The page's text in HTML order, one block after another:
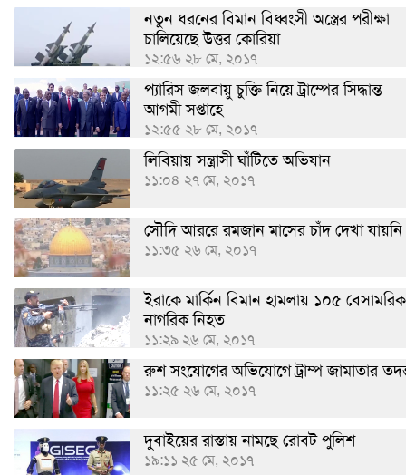
নতুন ধরনের বিমান বিধ্বংসী অস্ত্রের পরীক্ষা
চালিয়েছে উত্তর কোরিয়া
১২:৫৬ ২৮ মে, ২০১৭
প্যারিস জলবায়ু চুক্তি নিয়ে ট্রাম্পের সিদ্ধান্ত
আগমী সপ্তাহে
১২:৫৫ ২৮ মে, ২০১৭
লিবিয়ায় সন্ত্রাসী ঘাঁটিতে অভিযান
১১:০৪ ২৭ মে, ২০১৭
সৌদি আররে রমজান মাসের চাঁদ দেখা যায়নি
১১:৩৫ ২৬ মে, ২০১৭
ইরাকে মার্কিন বিমান হামলায় ১০৫ বেসামরিক
নাগরিক নিহত
১১:২৯ ২৬ মে, ২০১৭
রুশ সংযোগের অভিযোগে ট্রাম্প জামাতার
১১:২৫ ২৬ মে, ২০১৭
দুবাইয়ের রাস্তায় নামছে রোবট পুলিশ
১৯:১১ ২৫ মে, ২০১৭